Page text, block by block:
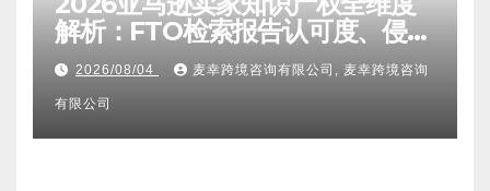
解析：FTO检索报告认可度、侵权
比对区别、TRO应诉方法及服务商
甄选避坑全攻略
2026/08/04 麦幸跨境咨询有限公司, 麦幸跨境咨询
有限公司